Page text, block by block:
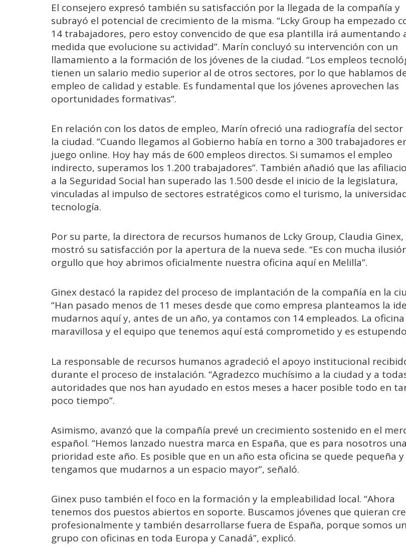
El consejero expresó también su satisfacción por la llegada de la compañía y
subrayó el potencial de crecimiento de la misma. “Lcky Group ha empezado
14 trabajadores, pero estoy convencido de que esa plantilla irá aumentando
medida que evolucione su actividad”. Marín concluyó su intervención con un
llamamiento a la formación de los jóvenes de la ciudad. “Los empleos
tienen un salario medio superior al de otros sectores, por lo que hablamos
empleo de calidad y estable. Es fundamental que los jóvenes aprovechen las
oportunidades formativas”.
En relación con los datos de empleo, Marín ofreció una radiografía del sector
la ciudad. “Cuando llegamos al Gobierno había en torno a 300 trabajadores
juego online. Hoy hay más de 600 empleos directos. Si sumamos el empleo
indirecto, superamos los 1.200 trabajadores”. También añadió que las
a la Seguridad Social han superado las 1.500 desde el inicio de la legislatura,
vinculadas al impulso de sectores estratégicos como el turismo, la
tecnología.
Por su parte, la directora de recursos humanos de Lcky Group, Claudia Ginex,
mostró su satisfacción por la apertura de la nueva sede. “Es con mucha
orgullo que hoy abrimos oficialmente nuestra oficina aquí en Melilla”.
Ginex destacó la rapidez del proceso de implantación de la compañía en la
“Han pasado menos de 11 meses desde que como empresa planteamos la
mudarnos aquí y, antes de un año, ya contamos con 14 empleados. La oficina
maravillosa y el equipo que tenemos aquí está comprometido y es
La responsable de recursos humanos agradeció el apoyo institucional
durante el proceso de instalación. “Agradezco muchísimo a la ciudad y a
autoridades que nos han ayudado en estos meses a hacer posible todo en
poco tiempo”.
Asimismo, avanzó que la compañía prevé un crecimiento sostenido en el
español. “Hemos lanzado nuestra marca en España, que es para nosotros una
prioridad este año. Es posible que en un año esta oficina se quede pequeña y
tengamos que mudarnos a un espacio mayor”, señaló.
Ginex puso también el foco en la formación y la empleabilidad local. “Ahora
tenemos dos puestos abiertos en soporte. Buscamos jóvenes que quieran
profesionalmente y también desarrollarse fuera de España, porque somos un
grupo con oficinas en toda Europa y Canadá”, explicó.